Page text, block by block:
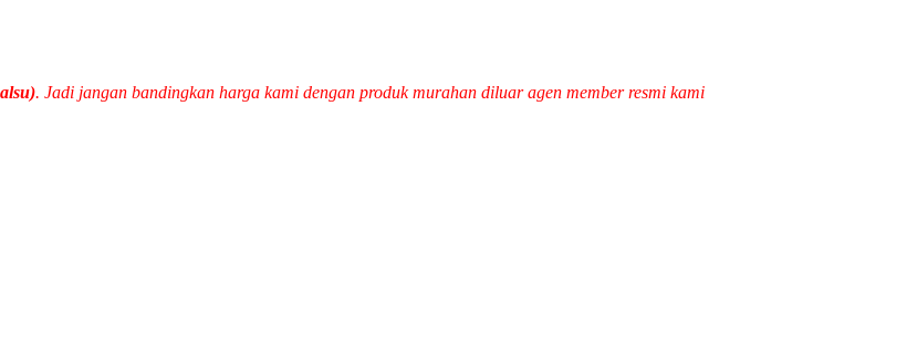
. Jadi jangan bandingkan harga kami dengan produk murahan diluar agen member resmi kami